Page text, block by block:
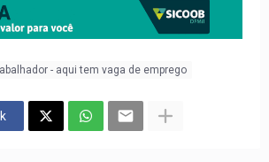
- aqui tem vaga de emprego